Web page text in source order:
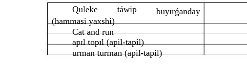
Qulеkе táwip
buyɪrǵanday
(hammasi yaxshi)
Cat and run
apɪl topɪl (apil-tapil)
urman turman (apil-tapil)